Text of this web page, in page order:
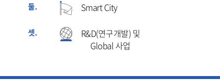
둘. Smart City
셋.
R&D(연구개발) 및
Global 사업